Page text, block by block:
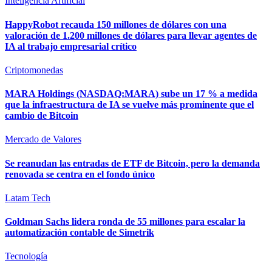
HappyRobot recauda 150 millones de dólares con una
valoración de 1.200 millones de dólares para llevar agentes de
IA al trabajo empresarial crítico
Criptomonedas
MARA Holdings (NASDAQ:MARA) sube un 17 % a medida
que la infraestructura de IA se vuelve más prominente que el
cambio de Bitcoin
Mercado de Valores
Se reanudan las entradas de ETF de Bitcoin, pero la demanda
renovada se centra en el fondo único
Latam Tech
Goldman Sachs lidera ronda de 55 millones para escalar la
automatización contable de Simetrik
Tecnología